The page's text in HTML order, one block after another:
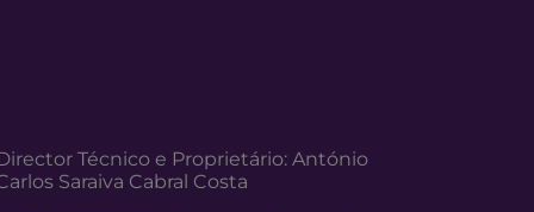
Técnico e Proprietário: António
Saraiva Cabral Costa